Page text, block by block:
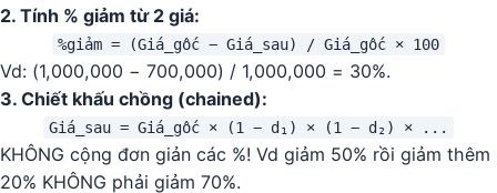
2. Tính % giảm từ 2 giá:
%giảm = (Giá_gốc − Giá_sau) / Giá_gốc × 100
Vd: (1,000,000 − 700,000) / 1,000,000 = 30%.
3. Chiết khấu chồng (chained):
Giá_sau = Giá_gốc × (1 − d₁) × (1 − d₂) × ...
KHÔNG cộng đơn giản các %! Vd giảm 50% rồi giảm thêm
20% KHÔNG phải giảm 70%.